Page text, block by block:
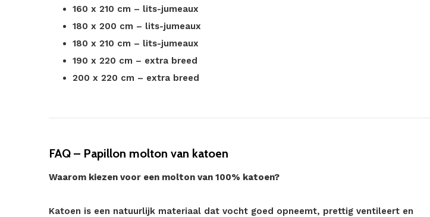
160 x 210 cm – lits-jumeaux
180 x 200 cm – lits-jumeaux
180 x 210 cm – lits-jumeaux
190 x 220 cm – extra breed
200 x 220 cm – extra breed
FAQ – Papillon molton van katoen
Waarom kiezen voor een molton van 100% katoen?
Katoen is een natuurlijk materiaal dat vocht goed opneemt, prettig ventileert en